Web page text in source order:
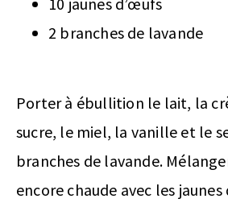
2 branches de lavande
Porter à ébullition le lait, la
sucre, le miel, la vanille et le
branches de lavande.
encore chaude avec les